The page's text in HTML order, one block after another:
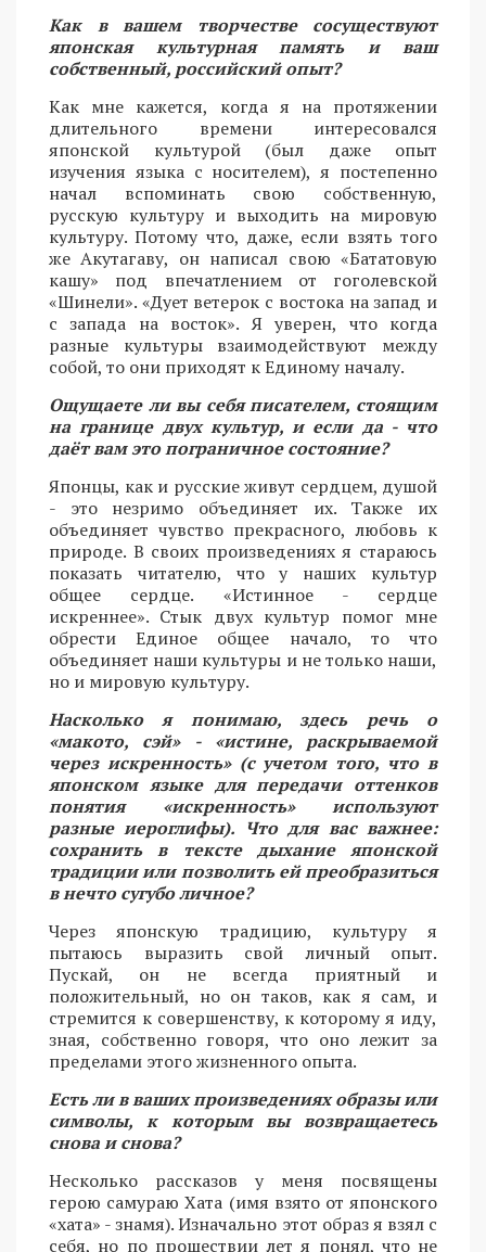
Как в вашем творчестве сосуществуют
японская культурная память и ваш
собственный, российский опыт?
Как мне кажется, когда я на протяжении
длительного времени интересовался
японской культурой (был даже опыт
изучения языка с носителем), я постепенно
начал вспоминать свою собственную,
русскую культуру и выходить на мировую
культуру. Потому что, даже, если взять того
же Акутагаву, он написал свою «Бататовую
кашу» под впечатлением от гоголевской
«Шинели». «Дует ветерок с востока на запад и
с запада на восток». Я уверен, что когда
разные культуры взаимодействуют между
собой, то они приходят к Единому началу.
Ощущаете ли вы себя писателем, стоящим
на границе двух культур, и если да - что
даёт вам это пограничное состояние?
Японцы, как и русские живут сердцем, душой
- это незримо объединяет их. Также их
объединяет чувство прекрасного, любовь к
природе. В своих произведениях я стараюсь
показать читателю, что у наших культур
общее сердце. «Истинное - сердце
искреннее». Стык двух культур помог мне
обрести Единое общее начало, то что
объединяет наши культуры и не только наши,
но и мировую культуру.
Насколько я понимаю, здесь речь о
«макото, сэй» - «истине, раскрываемой
через искренность» (с учетом того, что в
японском языке для передачи оттенков
понятия «искренность» используют
разные иероглифы). Что для вас важнее:
сохранить в тексте дыхание японской
традиции или позволить ей преобразиться
в нечто сугубо личное?
Через японскую традицию, культуру я
пытаюсь выразить свой личный опыт.
Пускай, он не всегда приятный и
положительный, но он таков, как я сам, и
стремится к совершенству, к которому я иду,
зная, собственно говоря, что оно лежит за
пределами этого жизненного опыта.
Есть ли в ваших произведениях образы или
символы, к которым вы возвращаетесь
снова и снова?
Несколько рассказов у меня посвящены
герою самураю Хата (имя взято от японского
«хата» - знамя). Изначально этот образ я взял с
себя, но по прошествии лет я понял, что не